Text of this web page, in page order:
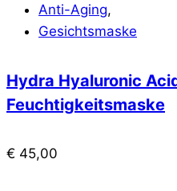
Anti-Aging,
Gesichtsmaske
Hydra Hyaluronic
Feuchtigkeitsmaske
€ 45,00